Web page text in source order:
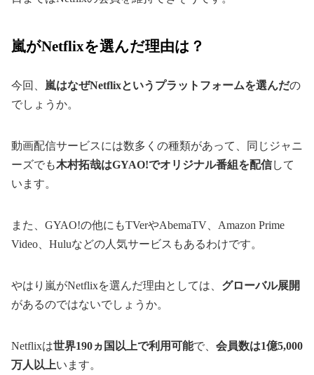
嵐がNetflixを選んだ理由は？
今回、 嵐はなぜNetflixというプラットフォームを選んだの
でしょうか。
動画配信サービスには数多くの種類があって、同じジャニ
ーズでも木村拓哉はGYAO!でオリジナル番組を配信して
います。
また、GYAO!の他にもTVerやAbemaTV、Amazon Prime
Video、Huluなどの人気サービスもあるわけです。
やはり嵐がNetflixを選んだ理由としては、 グローバル展開
があるのではないでしょうか。
Netflixは世界190ヵ国以上で利用可能で、 会員数は1億5,000
万人以上います。